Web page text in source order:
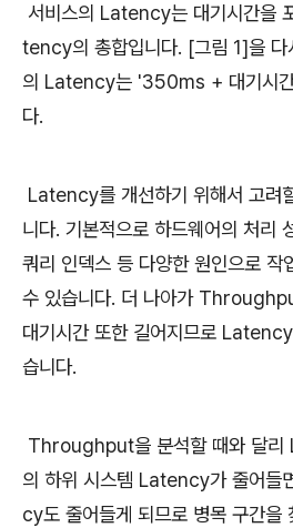
서비스의 Latency는 대기시간을
tency의 총합입니다. [그림 1]을 다
의 Latency는 '350ms + 대기시간
다.
Latency를 개선하기 위해서 고려
니다. 기본적으로 하드웨어의 처리
쿼리 인덱스 등 다양한 원인으로
수 있습니다. 더 나아가
대기시간 또한 길어지므로
습니다.
Throughput을 분석할 때와 달리
의 하위 시스템 Latency가 줄어들
cy도 줄어들게 되므로 병목 구간